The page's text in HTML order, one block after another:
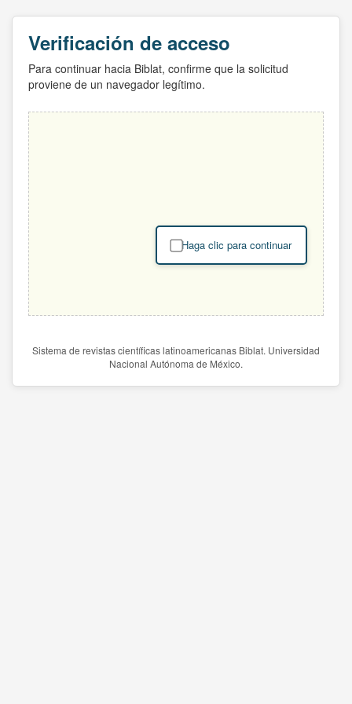
Verificación de acceso
Para continuar hacia Biblat, confirme que la solicitud
proviene de un navegador legítimo.
Haga clic para continuar
Sistema de revistas científicas latinoamericanas Biblat. Universidad
Nacional Autónoma de México.